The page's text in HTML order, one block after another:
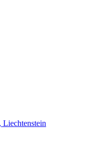
Liechtenstein